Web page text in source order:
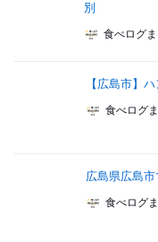
別
食べログ
【広島市】
食べログ
広島県広島
食べログ